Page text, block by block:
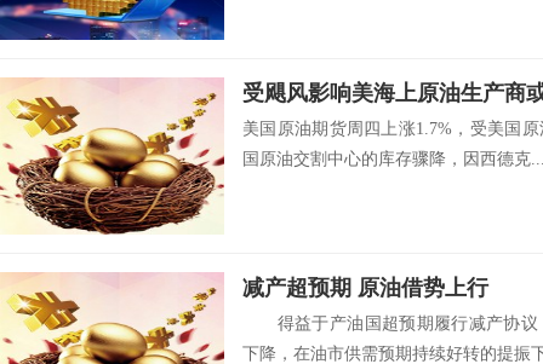
受飓风影响美海上原油生产商
美国原油期货周四上涨1.7%，受美国
国原油交割中心的库存骤降，因西德克
减产超预期 原油借势上行
得益于产油国超预期履行减产协议
下降，在油市供需预期持续好转的提振